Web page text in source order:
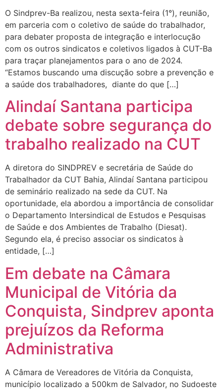
O Sindprev-Ba realizou, nesta sexta-feira (1°), reunião,
em parceria com o coletivo de saúde do trabalhador,
para debater proposta de integração e interlocução
com os outros sindicatos e coletivos ligados à CUT-Ba
para traçar planejamentos para o ano de 2024.
“Estamos buscando uma discução sobre a prevenção e
a saúde dos trabalhadores, diante do que […]
Alindaí Santana participa
debate sobre segurança do
trabalho realizado na CUT
A diretora do SINDPREV e secretária de Saúde do
Trabalhador da CUT Bahia, Alindaí Santana participou
de seminário realizado na sede da CUT. Na
oportunidade, ela abordou a importância de consolidar
o Departamento Intersindical de Estudos e Pesquisas
de Saúde e dos Ambientes de Trabalho (Diesat).
Segundo ela, é preciso associar os sindicatos à
entidade, […]
Em debate na Câmara
Municipal de Vitória da
Conquista, Sindprev aponta
prejuízos da Reforma
Administrativa
A Câmara de Vereadores de Vitória da Conquista,
município localizado a 500km de Salvador, no Sudoeste